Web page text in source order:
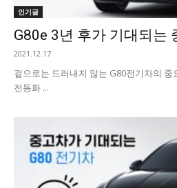
인기글
G80e 3년 후가 기대되는
2021.12.17
겉으로는 드러내지 않는 G80전기차의
전동화 ...